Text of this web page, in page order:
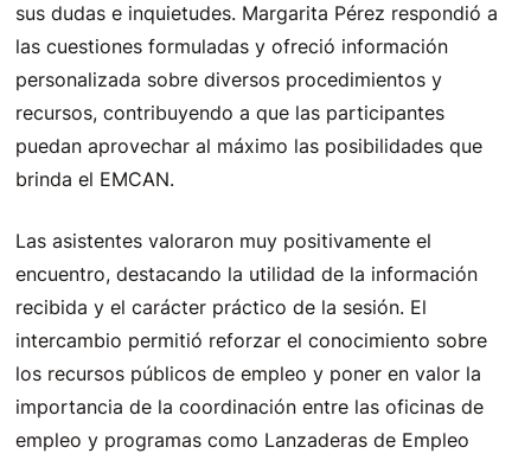
sus dudas e inquietudes. Margarita Pérez respondió a
las cuestiones formuladas y ofreció información
personalizada sobre diversos procedimientos y
recursos, contribuyendo a que las participantes
puedan aprovechar al máximo las posibilidades que
brinda el EMCAN.
Las asistentes valoraron muy positivamente el
encuentro, destacando la utilidad de la información
recibida y el carácter práctico de la sesión. El
intercambio permitió reforzar el conocimiento sobre
los recursos públicos de empleo y poner en valor la
importancia de la coordinación entre las oficinas de
empleo y programas como Lanzaderas de Empleo